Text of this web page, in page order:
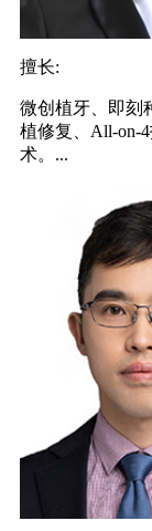
擅长:
微创植牙、即刻
植修复、All-on-
术。...